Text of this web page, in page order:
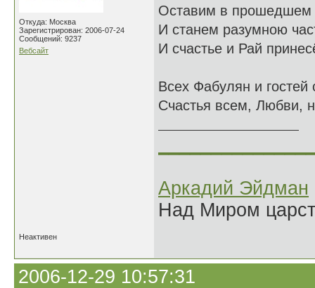
Откуда: Москва
Зарегистрирован: 2006-07-24
Сообщений: 9237
Вебсайт
Оставим в прошедшем
И станем разумною
И счастье и Рай
Всех Фабулян и
Счастья всем, Любви,
Аркадий Эйдман
Над Миром
Неактивен
2006-12-29 10:57:31